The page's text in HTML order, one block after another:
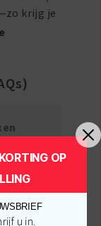
krijg je
OP
u in.